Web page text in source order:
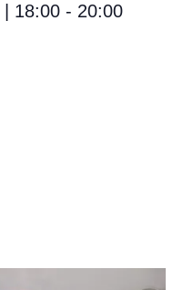
18:00 - 20:00